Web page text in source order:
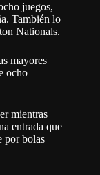
juegos,
También lo
Nationals.
mayores
ocho
mientras
entrada que
por bolas